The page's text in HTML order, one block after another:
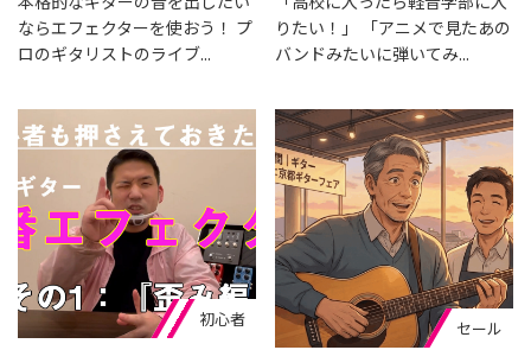
ならエフェクターを使おう！ プ
ロのギタリストのライブ...
りたい！」 「アニメで見たあの
バンドみたいに弾いてみ...
おすすめ
初心者 セール